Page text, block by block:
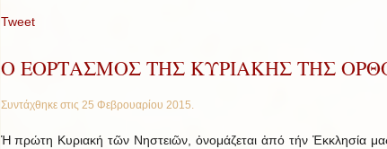
Tweet
Ο ΕΟΡΤΑΣΜΟΣ ΤΗΣ ΚΥΡΙΑΚΗΣ ΤΗΣ
Συντάχθηκε στις 25 Φεβρουαρίου 2015.
Ἡ πρώτη Κυ­ρι­ακή τῶν Νη­στειῶν, ὀ­νο­μά­ζε­ται ἀπό τήν Ἐκ­κλη­σία